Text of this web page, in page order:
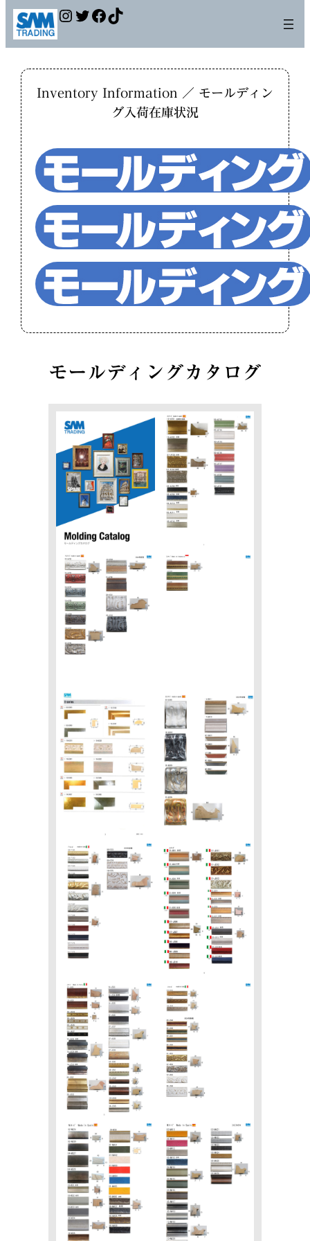
Instagram
Twitter
Facebook
TikTok
Inventory Information ／ モールディン
グ入荷在庫状況
＊NEW＊サムモールディング入
荷在庫状況2026年7月31日
2026年7月31日
サムモールディング入荷在庫状
況2026年7月24日
2026年7月24日
サムモールディング入荷在庫状
況2026年7月17日
2026年7月17日
モールディングカタログ